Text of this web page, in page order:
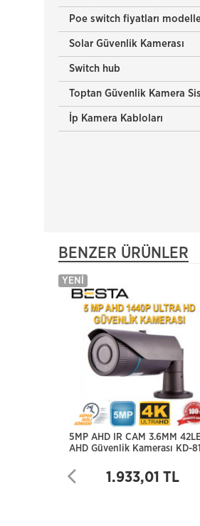
Poe switch fiyatları
Solar Güvenlik Kamerası
Switch hub
Toptan Güvenlik Kamera
İp Kamera Kabloları
BENZER ÜRÜNLER
5MP AHD IR CAM 3.6MM
AHD Güvenlik Kamerası KD-
1.933,01 TL
YENI